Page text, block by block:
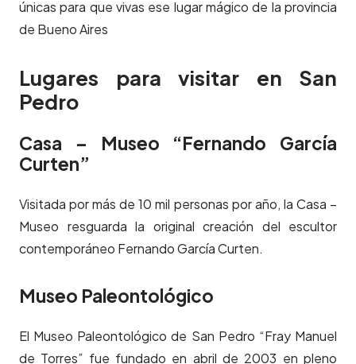
únicas para que vivas ese lugar mágico de la provincia
de Bueno Aires
Lugares para visitar en San
Pedro
Casa – Museo “Fernando García
Curten”
Visitada por más de 10 mil personas por año, la Casa –
Museo resguarda la original creación del escultor
contemporáneo Fernando García Curten.
Museo Paleontológico
El Museo Paleontológico de San Pedro “Fray Manuel
de Torres” fue fundado en abril de 2003 en pleno